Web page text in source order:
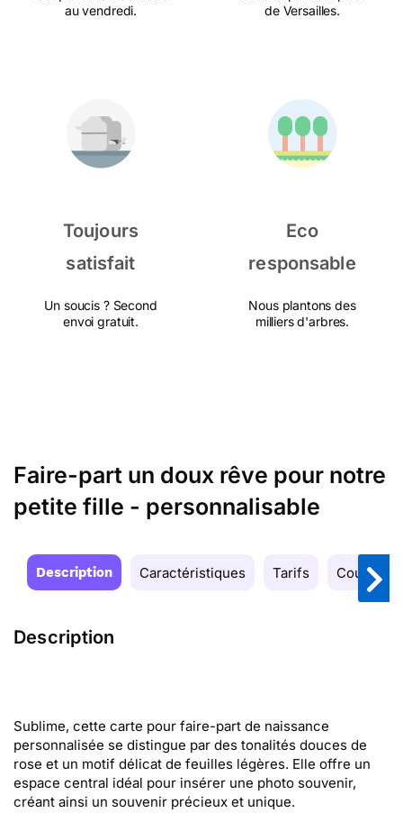
au vendredi.
de Versailles.
Toujours
satisfait
Un soucis ? Second
envoi gratuit.
Eco
responsable
Nous plantons des
milliers d'arbres.
Faire-part un doux rêve pour notre
petite fille - personnalisable
Description Caractéristiques Tarifs Couleurs
Description
Sublime, cette carte pour faire-part de naissance
personnalisée se distingue par des tonalités douces de
rose et un motif délicat de feuilles légères. Elle offre un
espace central idéal pour insérer une photo souvenir,
créant ainsi un souvenir précieux et unique.